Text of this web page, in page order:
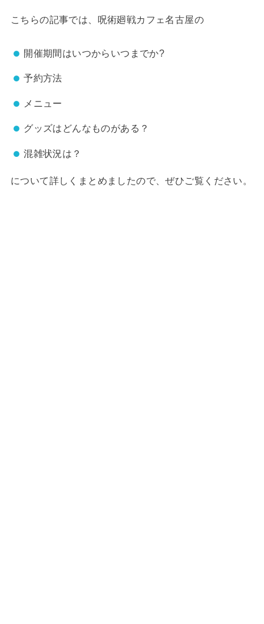
こちらの記事では、呪術廻戦カフェ名古屋の
開催期間はいつからいつまでか?
予約方法
メニュー
グッズはどんなものがある？
混雑状況は？
について詳しくまとめましたので、ぜひご覧ください。